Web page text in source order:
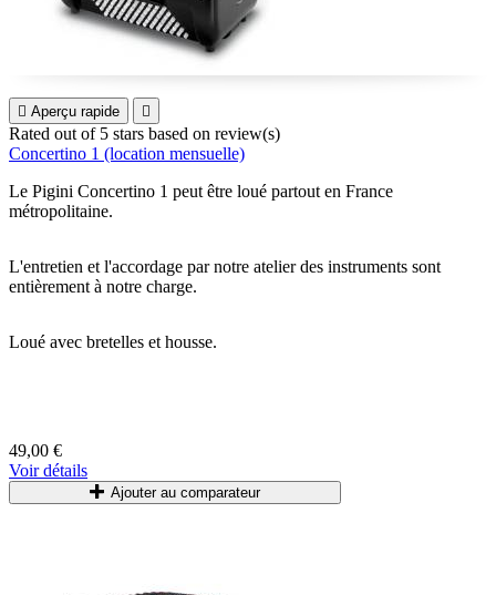
 Aperçu rapide 
Rated out of 5 stars based on review(s)
Concertino 1 (location mensuelle)
Le Pigini Concertino 1 peut être loué partout en France
métropolitaine.
L'entretien et l'accordage par notre atelier des instruments sont
entièrement à notre charge.
Loué avec bretelles et housse.
49,00 €
Voir détails
Ajouter au comparateur